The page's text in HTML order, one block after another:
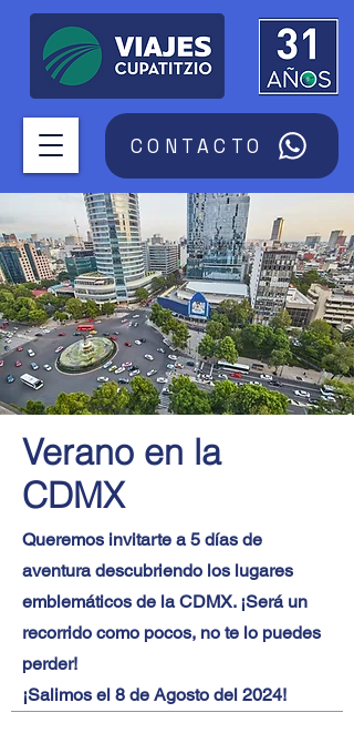
CONTACTO
Verano en la
CDMX
Queremos invitarte a 5 días de
aventura descubriendo los lugares
emblemáticos de la CDMX. ¡Será un
recorrido como pocos, no te lo puedes
perder!
¡Salimos el 8 de Agosto del 2024!